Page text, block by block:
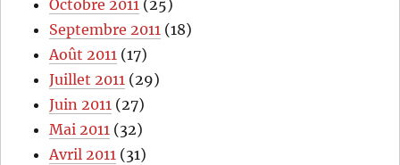
Octobre 2011 (25)
Septembre 2011 (18)
Août 2011 (17)
Juillet 2011 (29)
Juin 2011 (27)
Mai 2011 (32)
Avril 2011 (31)